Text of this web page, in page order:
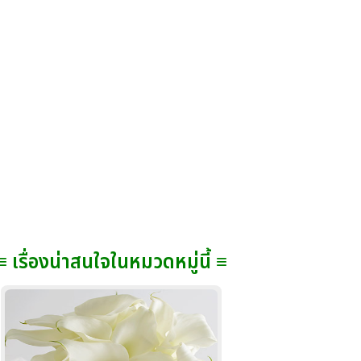
เรื่องน่าสนใจในหมวดหมู่นี้ ≡